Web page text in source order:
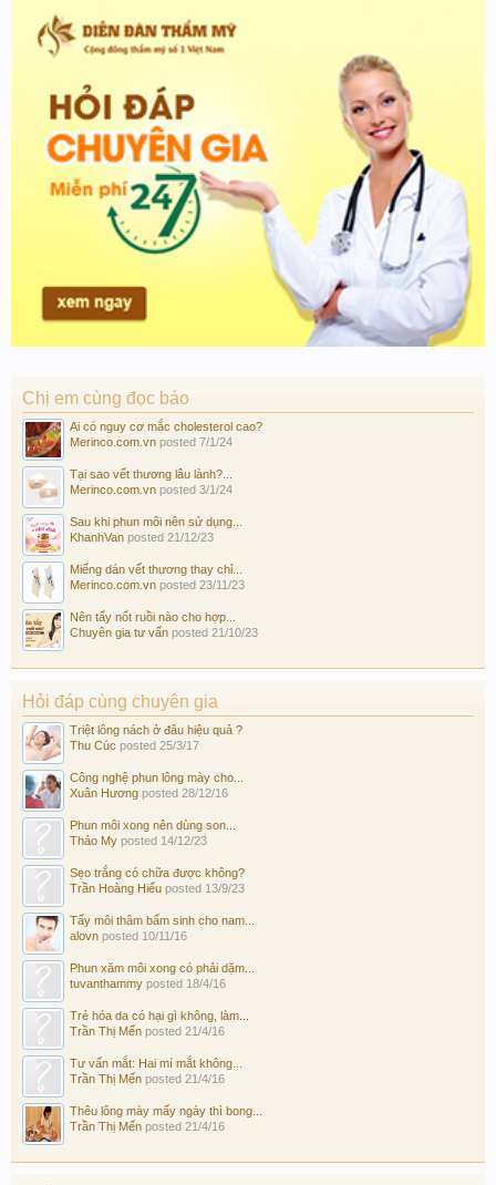
Chị em cùng đọc báo
Ai có nguy cơ mắc cholesterol cao?
Merinco.com.vn posted 7/1/24
Tại sao vết thương lâu lành?...
Merinco.com.vn posted 3/1/24
Sau khi phun môi nên sử dụng...
KhanhVan posted 21/12/23
Miếng dán vết thương thay chỉ...
Merinco.com.vn posted 23/11/23
Nên tẩy nốt ruồi nào cho hợp...
Chuyên gia tư vấn posted 21/10/23
Hỏi đáp cùng chuyên gia
Triệt lông nách ở đâu hiệu quả ?
Thu Cúc posted 25/3/17
Công nghệ phun lông mày cho...
Xuân Hương posted 28/12/16
Phun môi xong nên dùng son...
Thảo My posted 14/12/23
Sẹo trắng có chữa được không?
Trần Hoàng Hiếu posted 13/9/23
Tẩy môi thâm bẩm sinh cho nam...
alovn posted 10/11/16
Phun xăm môi xong có phải dặm...
tuvanthammy posted 18/4/16
Trẻ hóa da có hại gì không, làm...
Trần Thị Mến posted 21/4/16
Tư vấn mắt: Hai mí mắt không...
Trần Thị Mến posted 21/4/16
Thêu lông mày mấy ngày thì bong...
Trần Thị Mến posted 21/4/16